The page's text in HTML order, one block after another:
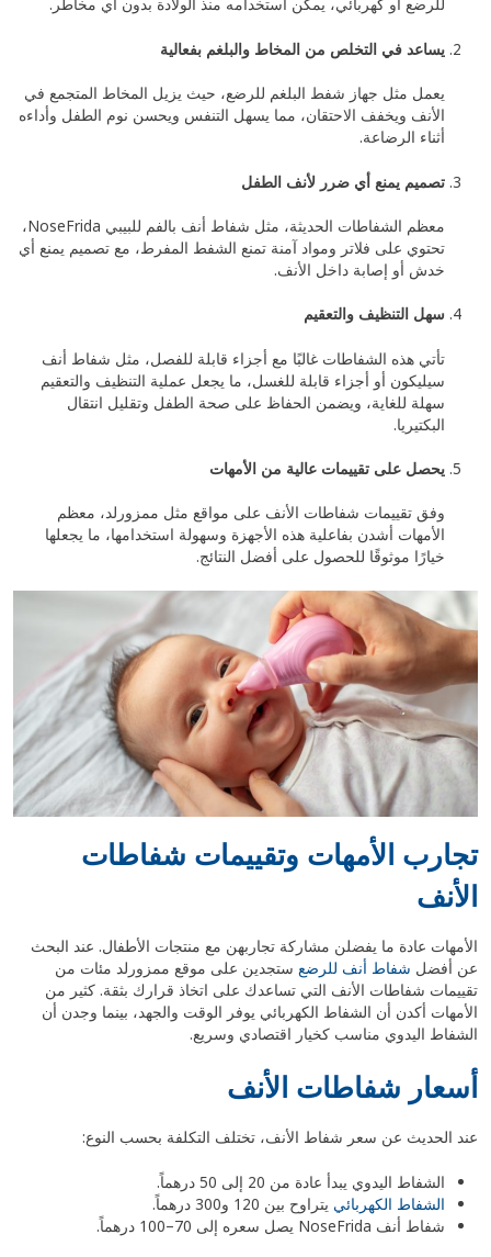
للرضع أو كهربائي، يمكن استخدامه منذ الولادة بدون أي مخاطر.
يساعد في التخلص من المخاط والبلغم بفعالية
يعمل مثل جهاز شفط البلغم للرضع، حيث يزيل المخاط المتجمع في
الأنف ويخفف الاحتقان، مما يسهل التنفس ويحسن نوم الطفل وأداءه
أثناء الرضاعة.
تصميم يمنع أي ضرر لأنف الطفل
معظم الشفاطات الحديثة، مثل شفاط أنف بالفم للبيبي NoseFrida،
تحتوي على فلاتر ومواد آمنة تمنع الشفط المفرط، مع تصميم يمنع أي
خدش أو إصابة داخل الأنف.
سهل التنظيف والتعقيم
تأتي هذه الشفاطات غالبًا مع أجزاء قابلة للفصل، مثل شفاط أنف
سيليكون أو أجزاء قابلة للغسل، ما يجعل عملية التنظيف والتعقيم
سهلة للغاية، ويضمن الحفاظ على صحة الطفل وتقليل انتقال
البكتيريا.
يحصل على تقييمات عالية من الأمهات
وفق تقييمات شفاطات الأنف على مواقع مثل ممزورلد، معظم
الأمهات أشدن بفاعلية هذه الأجهزة وسهولة استخدامها، ما يجعلها
خيارًا موثوقًا للحصول على أفضل النتائج.
تجارب الأمهات وتقييمات شفاطات
الأنف
الأمهات عادة ما يفضلن مشاركة تجاربهن مع منتجات الأطفال. عند البحث
عن أفضل شفاط أنف للرضع ستجدين على موقع ممزورلد مئات من
تقييمات شفاطات الأنف التي تساعدك على اتخاذ قرارك بثقة. كثير من
الأمهات أكدن أن الشفاط الكهربائي يوفر الوقت والجهد، بينما وجدن أن
الشفاط اليدوي مناسب كخيار اقتصادي وسريع.
أسعار شفاطات الأنف
عند الحديث عن سعر شفاط الأنف، تختلف التكلفة بحسب النوع:
الشفاط اليدوي يبدأ عادة من 20 إلى 50 درهماً.
الشفاط الكهربائي يتراوح بين 120 و300 درهماً.
شفاط أنف NoseFrida يصل سعره إلى 70–100 درهماً.